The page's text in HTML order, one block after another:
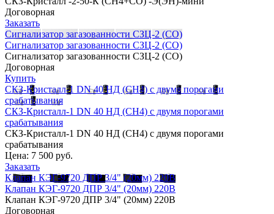
Договорная
Заказать
Сигнализатор загазованности СЗЦ-2 (СО)
Сигнализатор загазованности СЗЦ-2 (СО)
Сигнализатор загазованности СЗЦ-2 (СО)
Договорная
Купить
СКЗ-Кристалл-1 DN 40 НД (CH4) с двумя порогами
срабатывания
СКЗ-Кристалл-1 DN 40 НД (CH4) с двумя порогами
срабатывания
СКЗ-Кристалл-1 DN 40 НД (CH4) с двумя порогами
срабатывания
Цена: 7 500 руб.
Заказать
Клапан КЭГ-9720 ДПР 3/4" (20мм) 220В
Клапан КЭГ-9720 ДПР 3/4" (20мм) 220В
Клапан КЭГ-9720 ДПР 3/4" (20мм) 220В
Договорная